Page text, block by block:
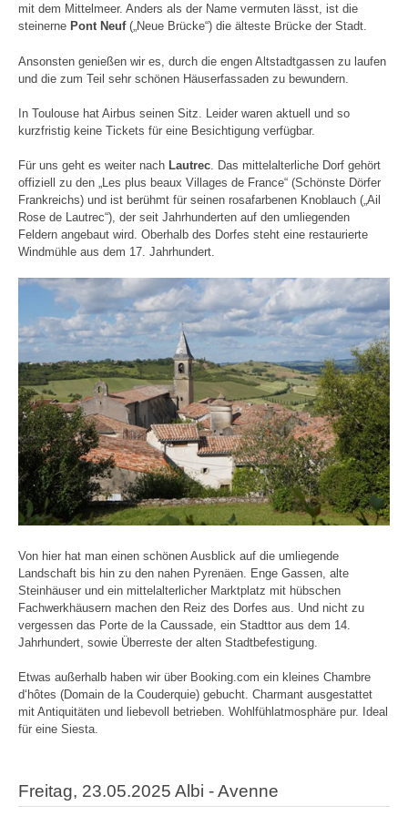
mit dem Mittelmeer. Anders als der Name vermuten lässt, ist die
steinerne Pont Neuf(„Neue Brücke“) die älteste Brücke der Stadt.
Ansonsten genießen wir es, durch die engen Altstadtgassen zu laufen
und die zum Teil sehr schönen Häuserfassaden zu bewundern.
In Toulouse hat Airbus seinen Sitz. Leider waren aktuell und so
kurzfristig keine Tickets für eine Besichtigung verfügbar.
Für uns geht es weiter nach Lautrec . Das mittelalterliche Dorf gehört
offiziell zu den „Les plus beaux Villages de France“ (Schönste Dörfer
Frankreichs) und ist berühmt für seinen rosafarbenen Knoblauch („Ail
Rose de Lautrec“), der seit Jahrhunderten auf den umliegenden
Feldern angebaut wird. Oberhalb des Dorfes steht eine restaurierte
Windmühle aus dem 17. Jahrhundert.
Von hier hat man einen schönen Ausblick auf die umliegende
Landschaft bis hin zu den nahen Pyrenäen. Enge Gassen, alte
Steinhäuser und ein mittelalterlicher Marktplatz mit hübschen
Fachwerkhäusern machen den Reiz des Dorfes aus. Und nicht zu
vergessen das Porte de la Caussade, ein Stadttor aus dem 14.
Jahrhundert, sowie Überreste der alten Stadtbefestigung.
Etwas außerhalb haben wir über Booking.com ein kleines Chambre
d‘hôtes (Domain de la Couderquie) gebucht. Charmant ausgestattet
mit Antiquitäten und liebevoll betrieben. Wohlfühlatmosphäre pur. Ideal
für eine Siesta.
Freitag, 23.05.2025 Albi - Avenne